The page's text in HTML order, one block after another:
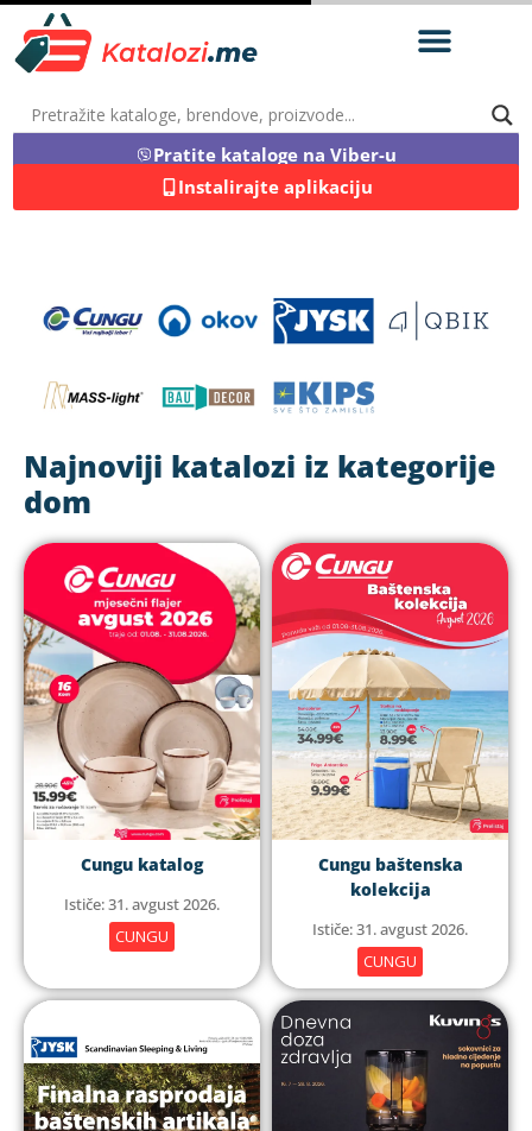
Pratite kataloge na Viber-u
Instalirajte aplikaciju
Najnoviji katalozi iz kategorije
dom
Cungu katalog
Ističe: 31. avgust 2026.
CUNGU
Cungu baštenska
kolekcija
Ističe: 31. avgust 2026.
CUNGU